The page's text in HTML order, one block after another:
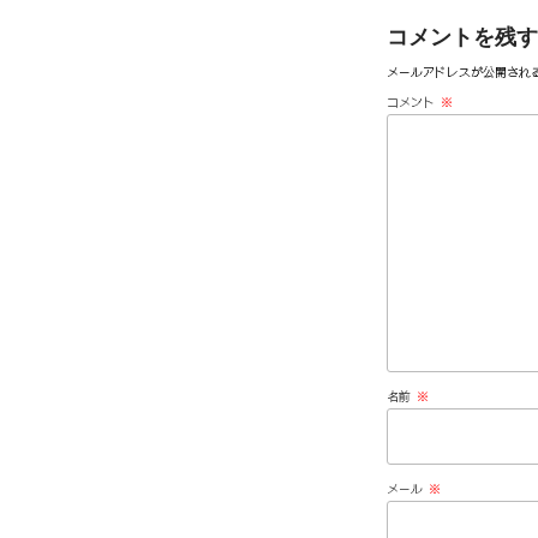
コメントを残す
メールアドレスが公開され
コメント ※
名前 ※
メール ※